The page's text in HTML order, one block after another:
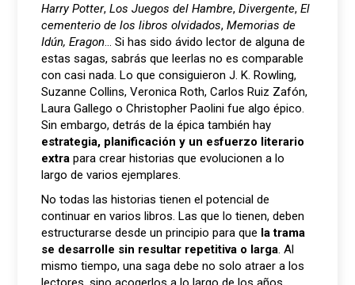
Harry Potter,Los Juegos del Hambre,Divergente,El
cementerio de los libros olvidados,Memorias de
Idún, Eragon … Si has sido ávido lector de alguna de
estas sagas, sabrás que leerlas no es comparable
con casi nada. Lo que consiguieron J. K. Rowling,
Suzanne Collins, Veronica Roth, Carlos Ruiz Zafón,
Laura Gallego o Christopher Paolini fue algo épico.
Sin embargo, detrás de la épica también hay
estrategia, planificación y un esfuerzo literario
extra para crear historias que evolucionen a lo
largo de varios ejemplares.
No todas las historias tienen el potencial de
continuar en varios libros. Las que lo tienen, deben
estructurarse desde un principio para que la trama
se desarrolle sin resultar repetitiva o larga . Al
mismo tiempo, una saga debe no solo atraer a los